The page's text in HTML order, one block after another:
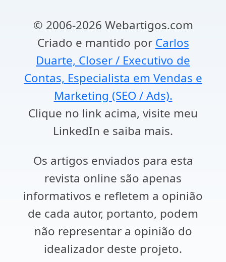
© 2006-2026 Webartigos.com
Criado e mantido por Carlos
Duarte, Closer / Executivo de
Contas, Especialista em Vendas e
Marketing (SEO / Ads).
Clique no link acima, visite meu
LinkedIn e saiba mais.
Os artigos enviados para esta
revista online são apenas
informativos e refletem a opinião
de cada autor, portanto, podem
não representar a opinião do
idealizador deste projeto.